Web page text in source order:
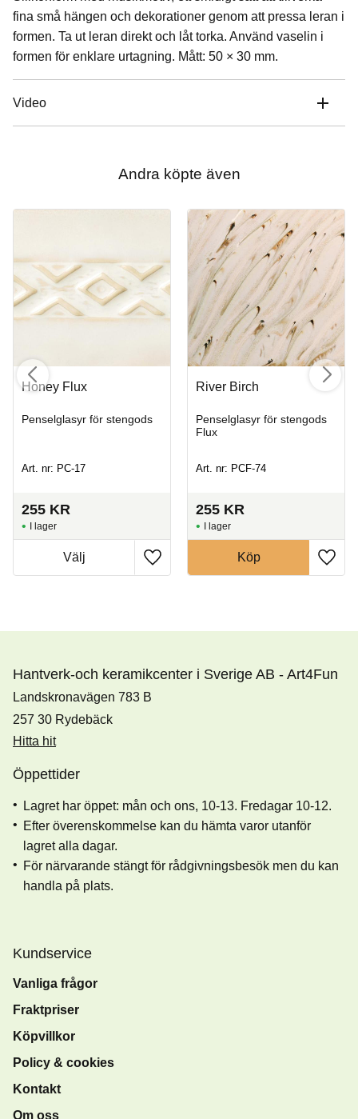
fina små hängen och dekorationer genom att pressa leran i
formen. Ta ut leran direkt och låt torka. Använd vaselin i
formen för enklare urtagning. Mått: 50 × 30 mm.
Video
Andra köpte även
Honey Flux
Penselglasyr för stengods
Art. nr: PC-17
255 KR
I lager
River Birch
Penselglasyr för stengods
Flux
Art. nr: PCF-74
255 KR
I lager
Köp
Hantverk-och keramikcenter i Sverige AB - Art4Fun
Landskronavägen 783 B
257 30 Rydebäck
Hitta hit
Öppettider
Lagret har öppet: mån och ons, 10-13. Fredagar 10-12.
Efter överenskommelse kan du hämta varor utanför
lagret alla dagar.
För närvarande stängt för rådgivningsbesök men du kan
handla på plats.
Kundservice
Vanliga frågor
Fraktpriser
Köpvillkor
Policy & cookies
Kontakt
Om oss